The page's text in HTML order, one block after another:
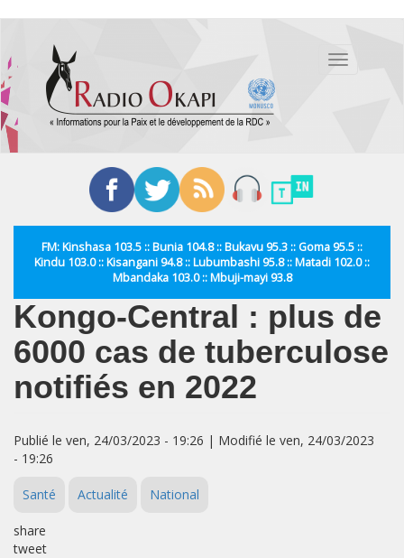
contenu
principal
Toggle
FM: Kinshasa 103.5 :: Bunia 104.8 :: Bukavu 95.3 :: Goma 95.5 ::
Kindu 103.0 :: Kisangani 94.8 :: Lubumbashi 95.8 :: Matadi 102.0 ::
Mbandaka 103.0 :: Mbuji-mayi 93.8
Kongo-Central : plus de
6000 cas de tuberculose
notifiés en 2022
Publié le ven, 24/03/2023 - 19:26 | Modifié le ven, 24/03/2023
- 19:26
Santé Actualité National
share
tweet